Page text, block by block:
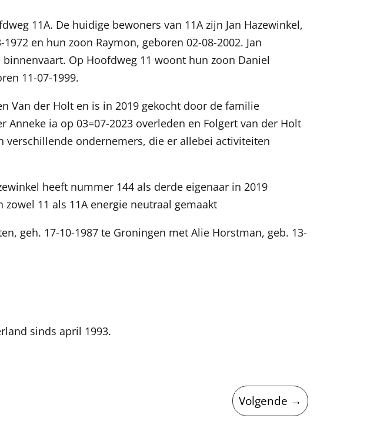
11A. De huidige bewoners van 11A zijn Jan Hazewinkel,
en hun zoon Raymon, geboren 02-08-2002. Jan
Op Hoofdweg 11 woont hun zoon Daniel
11-07-1999.
Van der Holt en is in 2019 gekocht door de familie
ia op 03=07-2023 overleden en Folgert van der Holt
ondernemers, die er allebei activiteiten
heeft nummer 144 als derde eigenaar in 2019
11 als 11A energie neutraal gemaakt
geh. 17-10-1987 te Groningen met Alie Horstman, geb. 13-
sinds april 1993.
Volgende →